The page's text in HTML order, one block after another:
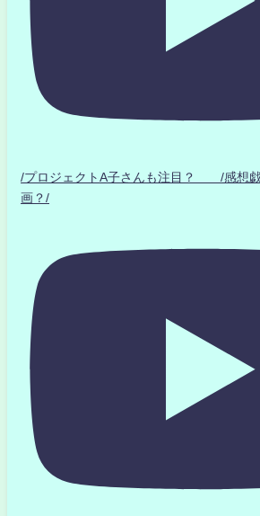
/プロジェクトA子さんも注目？ /感想戯
画？/